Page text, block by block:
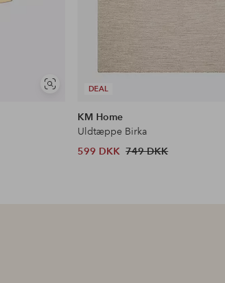
Se
DEAL
KM Home
Uldtæppe Birka
599 DKK 749 DKK